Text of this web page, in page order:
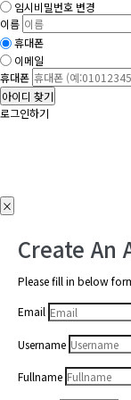
임시비밀번호 변경
이름
휴대폰
이메일
휴대폰
아이디 찾기
로그인하기
×
Create An
Please fill in below
Email
Username
Fullname